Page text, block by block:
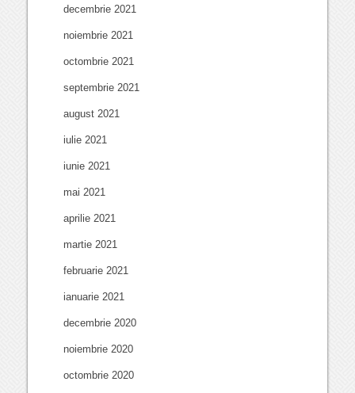
decembrie 2021
noiembrie 2021
octombrie 2021
septembrie 2021
august 2021
iulie 2021
iunie 2021
mai 2021
aprilie 2021
martie 2021
februarie 2021
ianuarie 2021
decembrie 2020
noiembrie 2020
octombrie 2020